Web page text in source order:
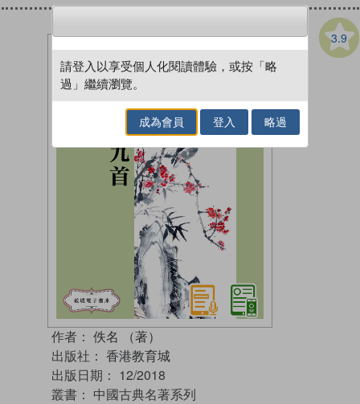
3.9
作者： 佚名 （著）
出版社： 香港教育城
出版日期： 12/2018
叢書： 中國古典名著系列
請登入以享受個人化閱讀體驗，或按「略
過」繼續瀏覽。
成為會員 登入 略過